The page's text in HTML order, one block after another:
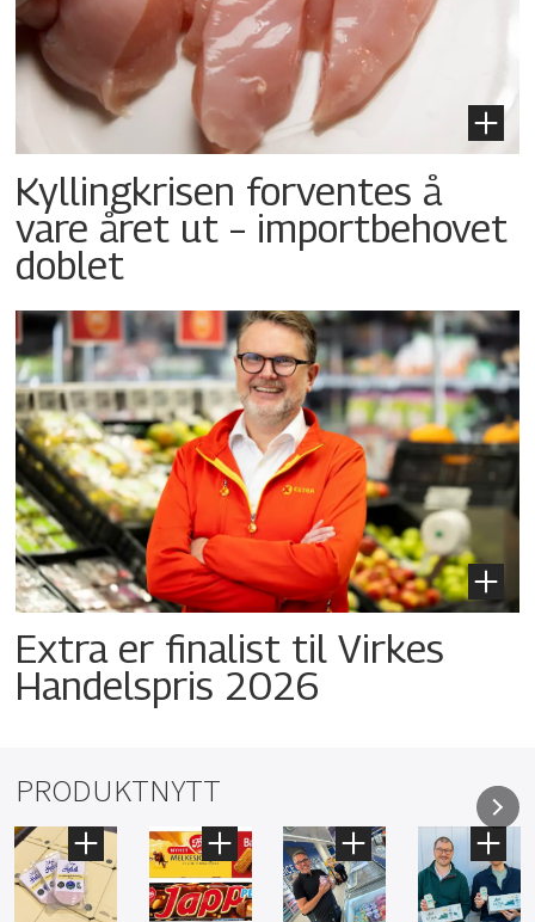
Kyllingkrisen forventes å
vare året ut – importbehovet
doblet
Extra er finalist til Virkes
Handelspris 2026
PRODUKTNYTT